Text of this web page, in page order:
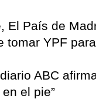
El País de
tomar YPF
ABC
el pie”